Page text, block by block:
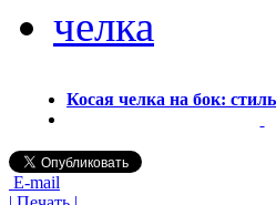
челка
Косая челка на бок:
E-mail